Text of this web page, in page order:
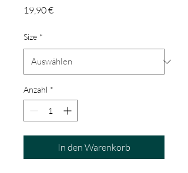
19,90 €Preis
Size *
Anzahl *
In den Warenkorb